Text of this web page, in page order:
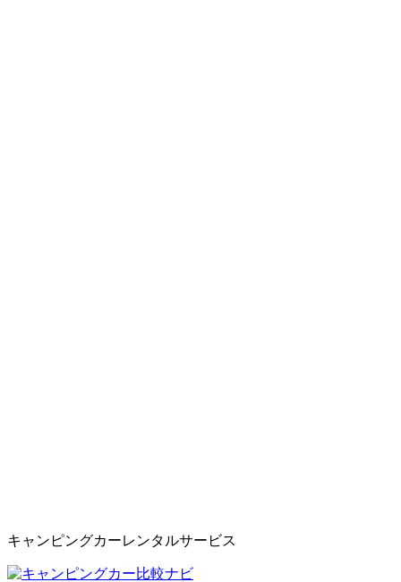
キャンピングカーレンタルサービス